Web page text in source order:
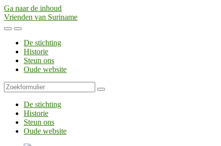
Ga naar de inhoud
Vrienden van Suriname
Toggle
mobiele
menu
Toggle
het
zoekveld
De stichting
Historie
Steun ons
Oude website
Zoeken
De stichting
Historie
Steun ons
Oude website